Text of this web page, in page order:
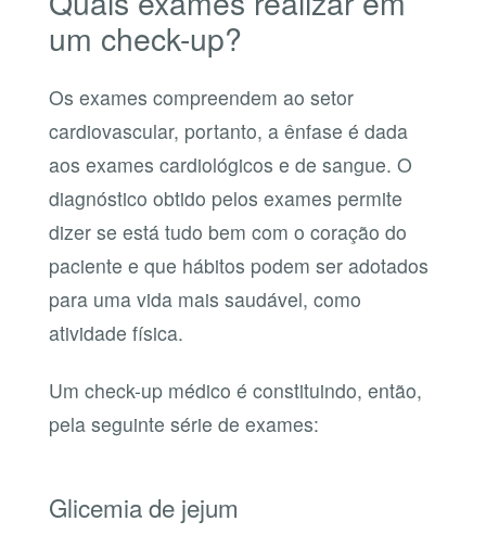
um check-up?
Os exames compreendem ao setor
cardiovascular, portanto, a ênfase é dada
aos exames cardiológicos e de sangue. O
diagnóstico obtido pelos exames permite
dizer se está tudo bem com o coração do
paciente e que hábitos podem ser adotados
para uma vida mais saudável, como
atividade física.
Um check-up médico é constituindo, então,
pela seguinte série de exames:
Glicemia de jejum